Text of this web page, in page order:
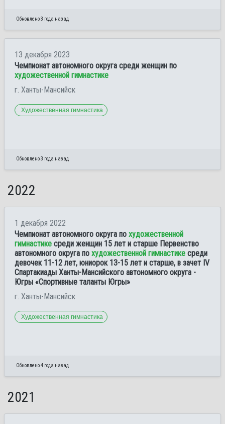
Обновлено 3 года назад
13 декабря 2023
Чемпионат автономного округа среди женщин по
художественной гимнастике
г. Ханты-Мансийск
Художественная гимнастика
Обновлено 3 года назад
2022
1 декабря 2022
Чемпионат автономного округа по художественной
гимнастике среди женщин 15 лет и старше Первенство
автономного округа по художественной гимнастике среди
девочек 11-12 лет, юниорок 13-15 лет и старше, в зачет IV
Спартакиады Ханты-Мансийского автономного округа -
Югры «Спортивные таланты Югры»
г. Ханты-Мансийск
Художественная гимнастика
Обновлено 4 года назад
2021